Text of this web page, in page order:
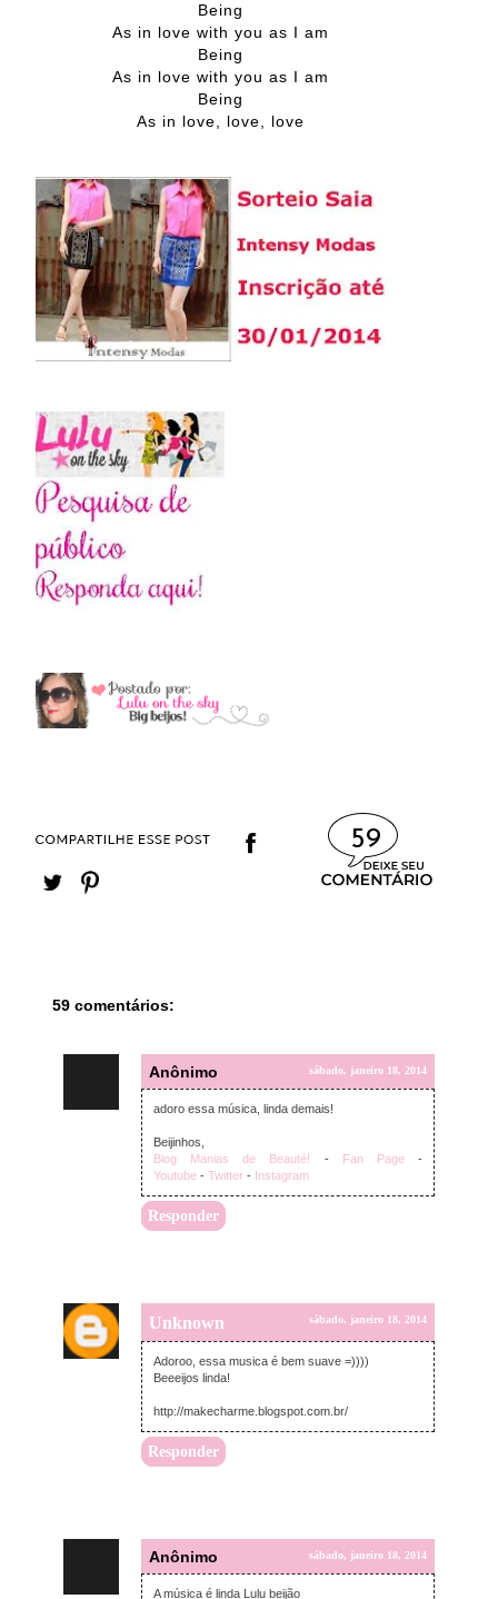
Being
As in love with you as I am
Being
As in love with you as I am
Being
As in love, love, love
59
59 comentários:
Anônimo sábado, janeiro 18, 2014
adoro essa música, linda demais!
Beijinhos,
Blog Manias de Beauté!
- Fan Page-
Youtube - Twitter - Instagram
Responder
Unknown sábado, janeiro 18, 2014
Adoroo, essa musica é bem suave =))))
Beeeijos linda!
http://makecharme.blogspot.com.br/
Responder
Anônimo sábado, janeiro 18, 2014
A música é linda Lulu beijão